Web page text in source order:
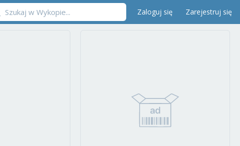
Zaloguj się Zarejestruj się